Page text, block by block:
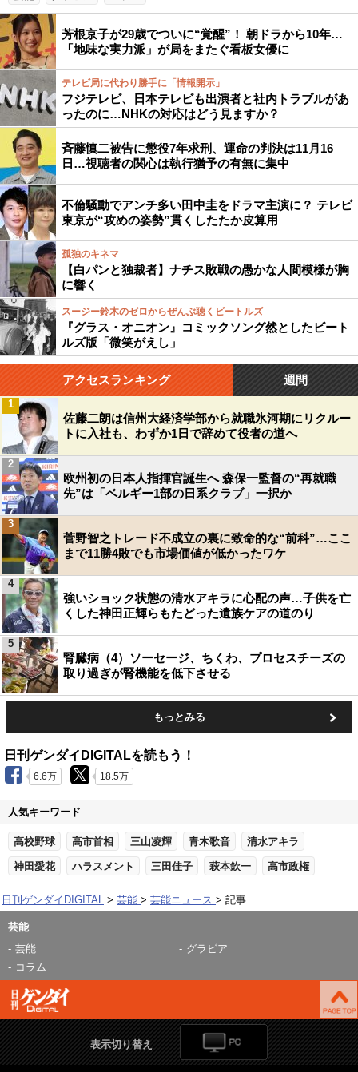
芳根京子が29歳でついに“覚醒”！ 朝ドラから10年…
「地味な実力派」が局をまたぐ看板女優に
テレビ局に代わり勝手に「情報開示」
フジテレビ、日本テレビも出演者と社内トラブルがあ
ったのに…NHKの対応はどう見ますか？
斉藤慎二被告に懲役7年求刑、運命の判決は11月16
日…視聴者の関心は執行猶予の有無に集中
不倫騒動でアンチ多い田中圭をドラマ主演に？ テレビ
東京が“攻めの姿勢”貫くしたたか皮算用
孤独のキネマ
【白パンと独裁者】ナチス敗戦の愚かな人間模様が胸
に響く
スージー鈴木のゼロからぜんぶ聴くビートルズ
『グラス・オニオン』コミックソング然としたビート
ルズ版「微笑がえし」
アクセスランキング 週間
佐藤二朗は信州大経済学部から就職氷河期にリクルー
トに入社も、わずか1日で辞めて役者の道へ
1
欧州初の日本人指揮官誕生へ 森保一監督の“再就職
先”は「ベルギー1部の日系クラブ」一択か
2
菅野智之トレード不成立の裏に致命的な“前科”…ここ
まで11勝4敗でも市場価値が低かったワケ
3
強いショック状態の清水アキラに心配の声…子供を亡
くした神田正輝らもたどった遺族ケアの道のり
4
腎臓病（4）ソーセージ、ちくわ、プロセスチーズの
取り過ぎが腎機能を低下させる
5
もっとみる
日刊ゲンダイDIGITALを読もう！
6.6万 18.5万
人気キーワード
高校野球 高市首相 三山凌輝 青木歌音 清水アキラ
神田愛花 ハラスメント 三田佳子 萩本欽一 高市政権
日刊ゲンダイDIGITAL 芸能 芸能ニュース 記事
芸能
芸能
グラビア
コラム
表示切り替え